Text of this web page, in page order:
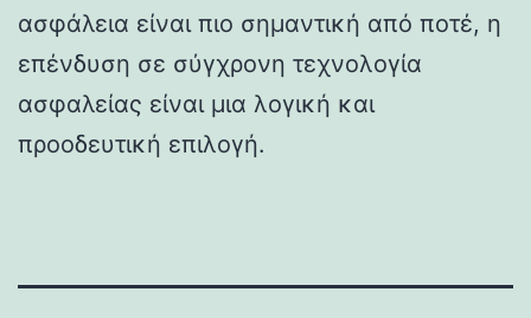
ασφάλεια είναι πιο σημαντική από ποτέ, η
επένδυση σε σύγχρονη τεχνολογία
ασφαλείας είναι μια λογική και
προοδευτική επιλογή.